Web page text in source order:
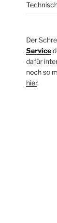
Der
Service
dafür
noch so
hier.